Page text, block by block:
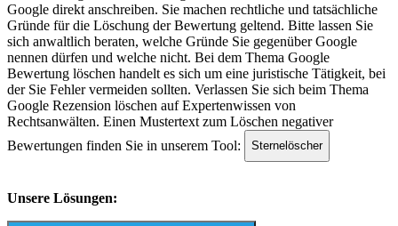
Google direkt anschreiben. Sie machen rechtliche und tatsächliche
Gründe für die Löschung der Bewertung geltend. Bitte lassen Sie
sich anwaltlich beraten, welche Gründe Sie gegenüber Google
nennen dürfen und welche nicht. Bei dem Thema Google
Bewertung löschen handelt es sich um eine juristische Tätigkeit, bei
der Sie Fehler vermeiden sollten. Verlassen Sie sich beim Thema
Google Rezension löschen auf Expertenwissen von
Rechtsanwälten. Einen Mustertext zum Löschen negativer
Bewertungen finden Sie in unserem Tool:
Sternelöscher
Unsere Lösungen: